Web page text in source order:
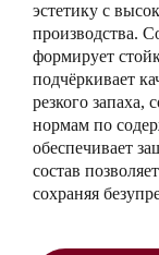
эстетику с
производства.
формирует
подчёркивает
резкого запаха,
нормам по
обеспечивает
состав
сохраняя